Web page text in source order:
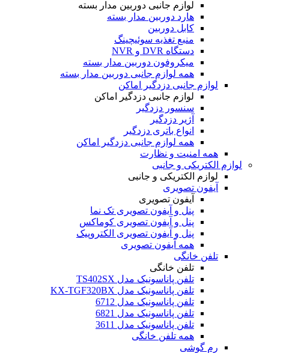
لوازم جانبی دوربین مدار بسته
هارد دوربین مدار بسته
کابل دوربین
منبع تغذیه سوئیچینگ
دستگاه DVR و NVR
میکروفون دوربین مدار بسته
همه لوازم جانبی دوربین مدار بسته
لوازم جانبی دزدگیر اماکن
لوازم جانبی دزدگیر اماکن
سنسور دزدگیر
آژیر دزدگیر
انواع باتری دزدگیر
همه لوازم جانبی دزدگیر اماکن
همه امنیت و نظارت
لوازم الکتریکی و جانبی
لوازم الکتریکی و جانبی
آیفون تصویری
آیفون تصویری
پنل و آیفون تصویری تک نما
پنل و آیفون تصویری کوماکس
پنل و آیفون تصویری الکتروپیک
همه آیفون تصویری
تلفن خانگی
تلفن خانگی
تلفن پاناسونیک مدل TS402SX
تلفن پاناسونیک مدل KX-TGF320BX
تلفن پاناسونیک مدل 6712
تلفن پاناسونیک مدل 6821
تلفن پاناسونیک مدل 3611
همه تلفن خانگی
رم گوشی